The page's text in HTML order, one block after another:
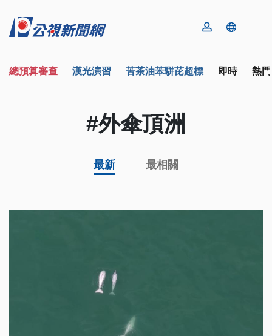
總預算審查 漢光演習 苦茶油苯駢芘超標 即時 熱
#外傘頂洲
最新 最相關